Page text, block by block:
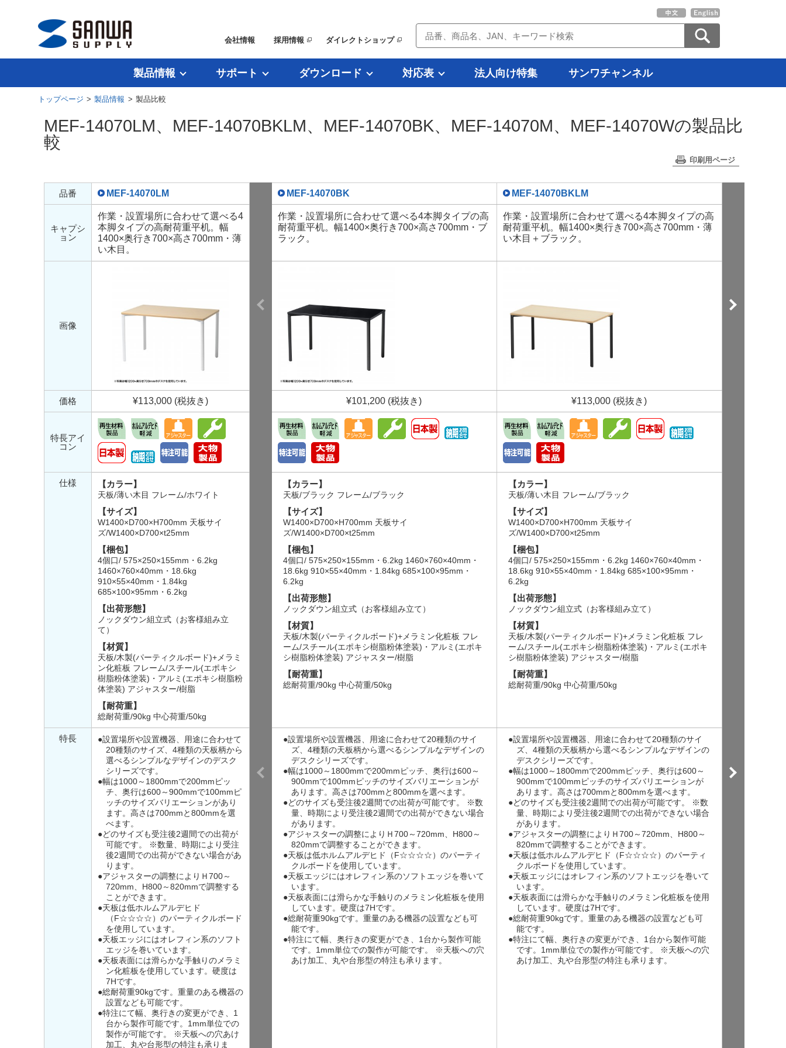
会社情報 採用情報 ダイレクトショップ
製品情報 サポート ダウンロード 対応表 法人向け特集 サンワチャンネル
トップページ >製品情報 > 製品比較
MEF-14070LM、MEF-14070BKLM、MEF-14070BK、MEF-14070M、MEF-14070Wの製品比
較
印刷用ページ
品番
キャプシ
ョン
画像
価格
特長アイ
コン
仕様
特長
MEF-14070LM
作業・設置場所に合わせて選べる4
本脚タイプの高耐荷重平机。幅
1400×奥行き700×高さ700mm・薄
い木目。
¥113,000 (税抜き)
【カラー】
天板/薄い木目 フレーム/ホワイト
【サイズ】
W1400×D700×H700mm 天板サイ
ズ/W1400×D700×t25mm
【梱包】
4個口/ 575×250×155mm・6.2kg
1460×760×40mm・18.6kg
910×55×40mm・1.84kg
685×100×95mm・6.2kg
【出荷形態】
ノックダウン組立式（お客様組み立
て）
【材質】
天板/木製(パーティクルボード)+メラミ
ン化粧板 フレーム/スチール(エポキシ
樹脂粉体塗装)・アルミ(エポキシ樹脂粉
体塗装) アジャスター/樹脂
【耐荷重】
総耐荷重/90kg 中心荷重/50kg
●設置場所や設置機器、用途に合わせて
20種類のサイズ、4種類の天板柄から
選べるシンプルなデザインのデスク
シリーズです。
●幅は1000～1800mmで200mmピッ
チ、奥行は600～900mmで100mmピ
ッチのサイズバリエーションがあり
ます。高さは700mmと800mmを選
べます。
●どのサイズも受注後2週間での出荷が
可能です。 ※数量、時期により受注
後2週間での出荷ができない場合があ
ります。
●アジャスターの調整によりＨ700～
720mm、H800～820mmで調整する
ことができます。
●天板は低ホルムアルデヒド
（F☆☆☆☆）のパーティクルボード
を使用しています。
●天板エッジにはオレフィン系のソフト
エッジを巻いています。
●天板表面には滑らかな手触りのメラミ
ン化粧板を使用しています。硬度は
7Hです。
●総耐荷重90kgです。重量のある機器の
設置なども可能です。
●特注にて幅、奥行きの変更ができ、1
台から製作可能です。1mm単位での
製作が可能です。 ※天板への穴あけ
加工、丸や台形型の特注も承りま
MEF-14070BK
作業・設置場所に合わせて選べる4本脚タイプの高
耐荷重平机。幅1400×奥行き700×高さ700mm・ブ
ラック。
¥101,200 (税抜き)
【カラー】
天板/ブラック フレーム/ブラック
【サイズ】
W1400×D700×H700mm 天板サイ
ズ/W1400×D700×t25mm
【梱包】
4個口/ 575×250×155mm・6.2kg 1460×760×40mm・
18.6kg 910×55×40mm・1.84kg 685×100×95mm・
6.2kg
【出荷形態】
ノックダウン組立式（お客様組み立て）
【材質】
天板/木製(パーティクルボード)+メラミン化粧板 フレ
ーム/スチール(エポキシ樹脂粉体塗装)・アルミ(エポキ
シ樹脂粉体塗装) アジャスター/樹脂
【耐荷重】
総耐荷重/90kg 中心荷重/50kg
●設置場所や設置機器、用途に合わせて20種類のサイ
ズ、4種類の天板柄から選べるシンプルなデザインの
デスクシリーズです。
●幅は1000～1800mmで200mmピッチ、奥行は600～
900mmで100mmピッチのサイズバリエーションが
あります。高さは700mmと800mmを選べます。
●どのサイズも受注後2週間での出荷が可能です。 ※数
量、時期により受注後2週間での出荷ができない場合
があります。
●アジャスターの調整によりＨ700～720mm、H800～
820mmで調整することができます。
●天板は低ホルムアルデヒド（F☆☆☆☆）のパーティ
クルボードを使用しています。
●天板エッジにはオレフィン系のソフトエッジを巻いて
います。
●天板表面には滑らかな手触りのメラミン化粧板を使用
しています。硬度は7Hです。
●総耐荷重90kgです。重量のある機器の設置なども可
能です。
●特注にて幅、奥行きの変更ができ、1台から製作可能
です。1mm単位での製作が可能です。 ※天板への穴
あけ加工、丸や台形型の特注も承ります。
MEF-14070BKLM
作業・設置場所に合わせて選べる4本脚タイプの高
耐荷重平机。幅1400×奥行き700×高さ700mm・薄
い木目＋ブラック。
¥113,000 (税抜き)
【カラー】
天板/薄い木目 フレーム/ブラック
【サイズ】
W1400×D700×H700mm 天板サイ
ズ/W1400×D700×t25mm
【梱包】
4個口/ 575×250×155mm・6.2kg 1460×760×40mm・
18.6kg 910×55×40mm・1.84kg 685×100×95mm・
6.2kg
【出荷形態】
ノックダウン組立式（お客様組み立て）
【材質】
天板/木製(パーティクルボード)+メラミン化粧板 フレ
ーム/スチール(エポキシ樹脂粉体塗装)・アルミ(エポキ
シ樹脂粉体塗装) アジャスター/樹脂
【耐荷重】
総耐荷重/90kg 中心荷重/50kg
●設置場所や設置機器、用途に合わせて20種類のサイ
ズ、4種類の天板柄から選べるシンプルなデザインの
デスクシリーズです。
●幅は1000～1800mmで200mmピッチ、奥行は600～
900mmで100mmピッチのサイズバリエーションが
あります。高さは700mmと800mmを選べます。
●どのサイズも受注後2週間での出荷が可能です。 ※数
量、時期により受注後2週間での出荷ができない場合
があります。
●アジャスターの調整によりＨ700～720mm、H800～
820mmで調整することができます。
●天板は低ホルムアルデヒド（F☆☆☆☆）のパーティ
クルボードを使用しています。
●天板エッジにはオレフィン系のソフトエッジを巻いて
います。
●天板表面には滑らかな手触りのメラミン化粧板を使用
しています。硬度は7Hです。
●総耐荷重90kgです。重量のある機器の設置なども可
能です。
●特注にて幅、奥行きの変更ができ、1台から製作可能
です。1mm単位での製作が可能です。 ※天板への穴
あけ加工、丸や台形型の特注も承ります。
●幅は1000～